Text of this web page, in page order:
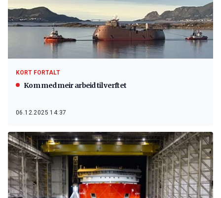
KORT FORTALT
Kom med meir arbeid til verftet
06.12.2025 14:37